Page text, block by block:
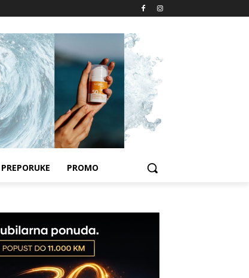
PREPORUKE PROMO